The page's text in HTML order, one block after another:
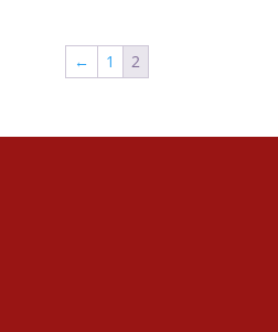
← 1 2